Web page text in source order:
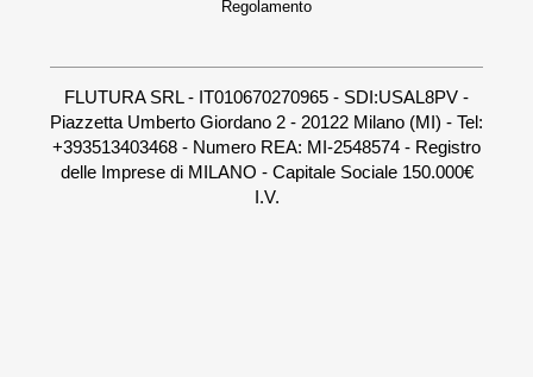
Regolamento
FLUTURA SRL - IT010670270965 - SDI:USAL8PV -
Piazzetta Umberto Giordano 2 - 20122 Milano (MI) - Tel:
+393513403468 - Numero REA: MI-2548574 - Registro
delle Imprese di MILANO - Capitale Sociale 150.000€
I.V.